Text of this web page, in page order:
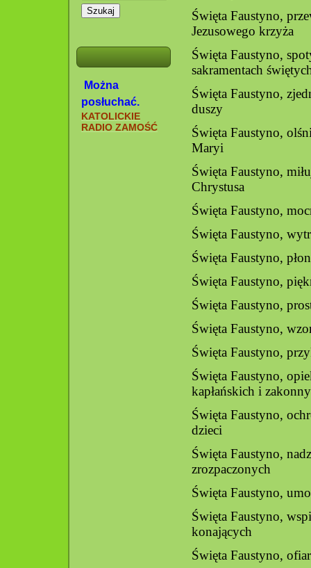
Szukaj
Można
posłuchać.
KATOLICKIE
RADIO ZAMOŚĆ
Święta Faustyno,
Jezusowego krzyża
Święta Faustyno,
sakramentach
Święta Faustyno,
duszy
Święta Faustyno,
Maryi
Święta Faustyno,
Chrystusa
Święta Faustyno,
Święta Faustyno,
Święta Faustyno,
Święta Faustyno,
Święta Faustyno,
Święta Faustyno,
Święta Faustyno,
Święta Faustyno,
kapłańskich i
Święta Faustyno,
dzieci
Święta Faustyno,
zrozpaczonych
Święta Faustyno,
Święta Faustyno,
konających
Święta Faustyno,